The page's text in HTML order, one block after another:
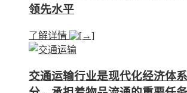
领先水平
了解详情
交通运输行业是现代化经济体